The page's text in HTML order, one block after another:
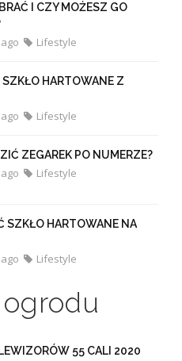
I CZY MOŻESZ GO
Lifestyle
SZKŁO HARTOWANE Z
Lifestyle
ZEGAREK PO NUMERZE?
Lifestyle
SZKŁO HARTOWANE NA
Lifestyle
55 CALI 2020